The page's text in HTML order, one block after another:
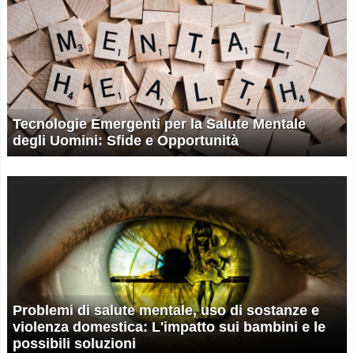
Tecnologie Emergenti per la Salute Mentale
degli Uomini: Sfide e Opportunità
Problemi di salute mentale, uso di sostanze e
violenza domestica: L'impatto sui bambini e le
possibili soluzioni